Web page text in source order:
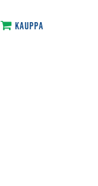
KAUPPA